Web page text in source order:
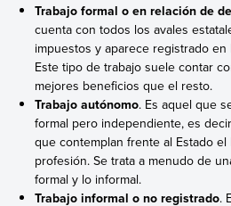
Trabajo formal o en relación de
cuenta con todos los avales
impuestos y aparece registrado en
Este tipo de trabajo suele contar
mejores beneficios que el resto.
Trabajo autónomo. Es aquel que
formal pero independiente, es
que contemplan frente al Estado
profesión. Se trata a menudo de
formal y lo informal.
Trabajo informal o no registrado.